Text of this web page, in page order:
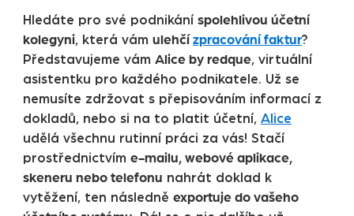
Hledáte pro své podnikání spolehlivou účetní
kolegyni, která vám ulehčízpracování faktur?
Představujeme vám Alice by redque, virtuální
asistentku pro každého podnikatele. Už se
nemusíte zdržovat s přepisováním informací z
dokladů, nebo si na to platit účetní, Alice
udělá všechnu rutinní práci za vás! Stačí
prostřednictvím e-mailu, webové aplikace,
skeneru nebo telefonu nahrát doklad k
vytěžení, ten následně exportuje do vašeho